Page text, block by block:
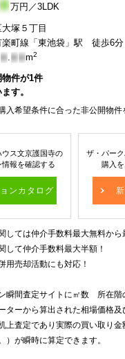
- 万円／3LDK
塚５丁目
楽町線「東池袋」駅 徒歩6分
- .- - m2
物件が1件
す。
入希望条件に合った非公開物件
ス文京護国寺の
報を確認する
ンカタログ
ザ・パー
購入
しては仲介手数料最大無料から
して仲介手数料最大半額！
用売却活動にも対応！
瞬間査定サイトに㎡数 所在階
ターから算出された相場価格
上査定であり実際の買い取り
）が瞬時に算定できます。